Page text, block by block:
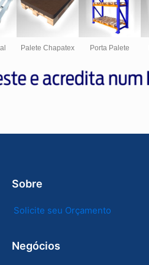
Palete Chapatex Porta Palete
Sobre
Solicite seu Orçamento
Negócios